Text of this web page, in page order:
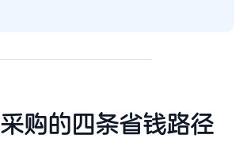
购的四条省钱路径